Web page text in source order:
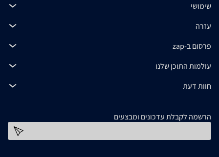
שימושי
עזרה
פרסום ב-zap
עולמות התוכן שלנו
חוות דעת
הרשמה לקבלת עדכונים ומבצעים